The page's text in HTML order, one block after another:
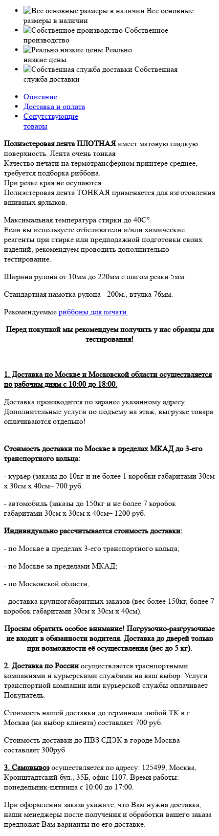
Все основные
размеры в наличии
Собственное
производство
Реально
низкие цены
Собственная
служба доставки
Описание
Доставка и оплата
Сопутствующие
товары
Полиэстеровая лента ПЛОТНАЯ имеет матовую гладкую
поверхность. Лента очень тонкая
Качество печати на термотрансферном принтере среднее,
требуется подборка риббона.
При резке края не осупаются.
Полиэстеровая лента ТОНКАЯ применяется для изготовления
вшивных ярлыков.
Максимальная температура стирки до 40С°.
Если вы используете отбеливатели и/или химические
реагенты при стирке или предподажной подготовки своих
изделий, рекомендуем проводить дополнительно
тестирование.
Ширина рулона от 10мм до 220мм с шагом резки 5мм.
Стандартная намотка рулона - 200м., втулка 76мм.
Рекомендуемые риббоны для печати
Перед покупкой мы рекомендуем получить у нас образцы для
тестирования!
1. Доставка по Москве и Московской области осуществляется
по рабочим дням с 10:00 до 18:00.
Доставка производится по заранее указанному адресу.
Дополнительные услуги по подъёму на этаж, выгрузке товара
оплачиваются отдельно!
Стоимость доставки по Москве в пределах МКАД до 3-его
транспортного кольца:
- курьер (заказы до 10кг и не более 1 коробки габаритами 30см
х 30см х 40см– 700 руб.
- автомобиль (заказы до 150кг и не более 7 коробок
габаритами 30см х 30см х 40см– 1200 руб.
Индивидуально рассчитывается стоимость доставки:
- по Москве в пределах 3-его транспортного кольца;
- по Москве за пределами МКАД;
- по Московской области;
- доставка крупногабаритных заказов (вес более 150кг, более 7
коробок габаритами 30см х 30см х 40см).
Просим обратить особое внимание! Погрузочно-разгрузочные
не входят в обязанности водителя. Доставка до дверей только
при возможности её осуществления (вес до 5 кг).
2. Доставка по России осуществляется траснпортными
компаниями и курьерскими службами на ваш выбор. Услуги
транспортной компании или курьерской службы оплачивает
Покупатель.
Стоимость нашей доставки до терминала любой ТК в г.
Москва (на выбор клиента) составляет 700 руб.
Стоимость доставки до ПВЗ СДЭК в городе Москва
составляет 300руб
3. Самовывозосуществляется по адресу: 125499, Москва,
Кронштадтский бул., 35Б, офис 1107. Время работы:
понедельник-пятница с 10:00 до 17:00.
При оформлении заказа укажите, что Вам нужна доставка,
наши менеджеры после получения и обработки вашего заказа
предложат Вам варианты по его доставке.